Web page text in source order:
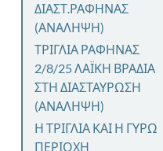
ΔΙΑΣΤ.ΡΑΦΗΝΑΣ
(ΑΝΑΛΗΨΗ)
ΤΡΙΓΛΙΑ ΡΑΦΗΝΑΣ
2/8/25 ΛΑΪΚΗ ΒΡΑΔΙΑ
ΣΤΗ ΔΙΑΣΤΑΥΡΩΣΗ
(ΑΝΑΛΗΨΗ)
Η ΤΡΙΓΛΙΑ ΚΑΙ Η ΓΥΡΩ
ΠΕΡΙΟΧΗ